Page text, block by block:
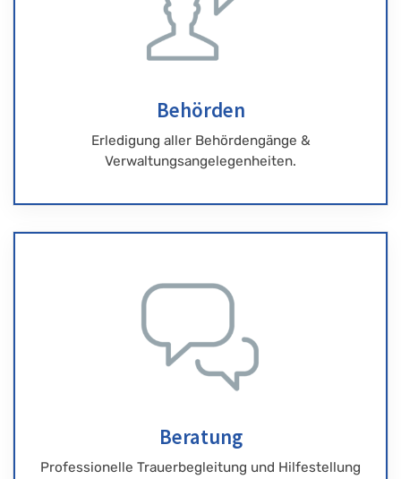
Behörden
Erledigung aller Behördengänge &
Verwaltungsangelegenheiten.
Beratung
Professionelle Trauerbegleitung und Hilfestellung